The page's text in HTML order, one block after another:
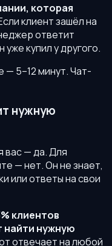
которая
клиент зашёл на
ответит
уже купил у другого.
5–12 минут. Чат-
нужную
вас — да. Для
— нет. Он не знает,
или ответы на свои
клиентов
найти нужную
отвечает на любой